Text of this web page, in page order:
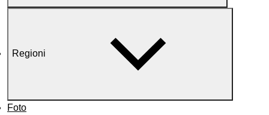
Regioni
Foto